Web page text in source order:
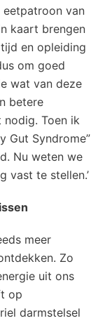
van
kaart brengen
en opleiding
om goed
wat van deze
betere
Toen ik
Gut Syndrome”
Nu weten we
vast te stellen.’
meer
Zo
uit ons
op
darmstelsel